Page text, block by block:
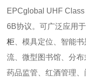
EPCglobal UHF
6B协议。可广泛应用于
柜 、模具定位、智能书
流、微型图书馆、分布
药品监管、红酒管理